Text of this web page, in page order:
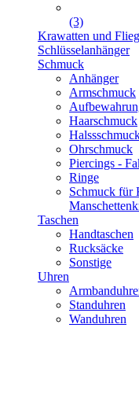
(3)
Krawatten und
Schlüsselanhänger
Schmuck
Anhänger
Armschmuck
Haarschmuck
Ohrschmuck
Piercings -
Ringe
Schmuck für
Taschen
Handtaschen
Rucksäcke
Sonstige
Uhren
Standuhren
Wanduhren